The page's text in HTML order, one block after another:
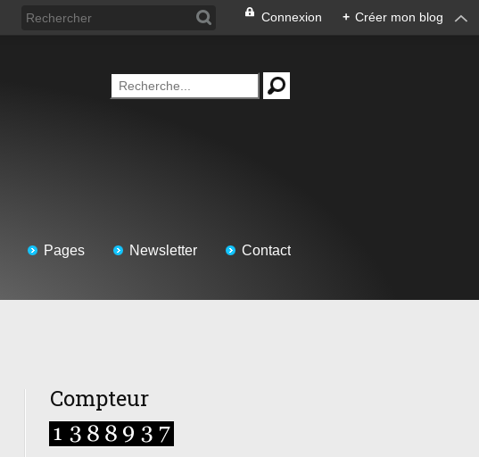
Connexion + Créer mon blog
Pages Newsletter Contact
Compteur